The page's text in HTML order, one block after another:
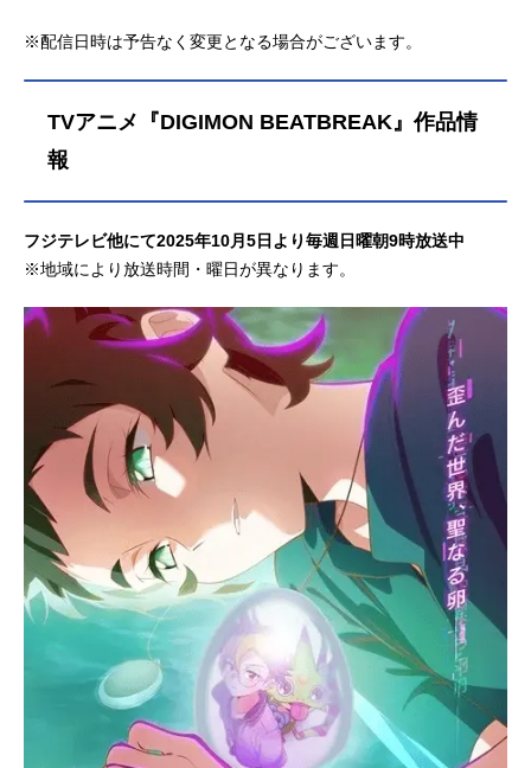
※配信日時は予告なく変更となる場合がございます。
TVアニメ『DIGIMON BEATBREAK』作品情
報
フジテレビ他にて2025年10月5日より毎週日曜朝9時放送中
※地域により放送時間・曜日が異なります。